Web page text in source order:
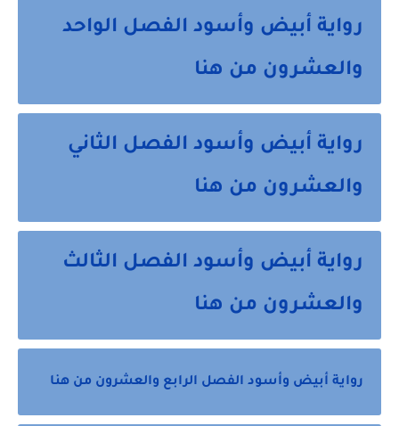
رواية أبيض وأسود الفصل الواحد
والعشرون من هنا
رواية أبيض وأسود الفصل الثاني
والعشرون من هنا
رواية أبيض وأسود الفصل الثالث
والعشرون من هنا
رواية أبيض وأسود الفصل الرابع والعشرون من هنا